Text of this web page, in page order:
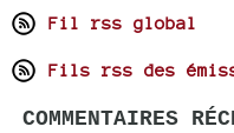
Fil rss global
Fils rss des
COMMENTAIRES